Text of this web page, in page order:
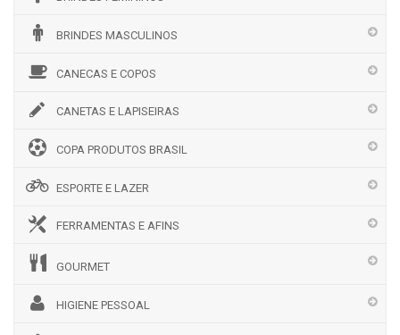
BRINDES MASCULINOS
CANECAS E COPOS
CANETAS E LAPISEIRAS
COPA PRODUTOS BRASIL
ESPORTE E LAZER
FERRAMENTAS E AFINS
GOURMET
HIGIENE PESSOAL